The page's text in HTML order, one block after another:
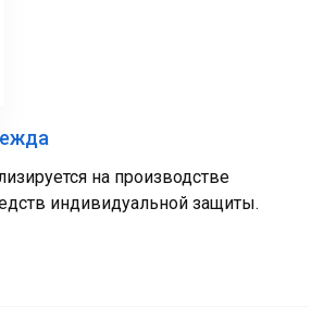
на производстве
индивидуальной защиты.